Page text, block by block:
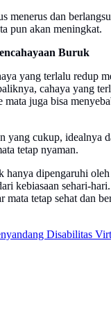
menerus dan
pun akan meningkat.
Buruk
yang terlalu redup
cahaya yang
juga bisa
yang cukup, idealnya
tetap nyaman.
hanya dipengaruhi
kebiasaan sehari-
mata tetap sehat dan
Disabilitas